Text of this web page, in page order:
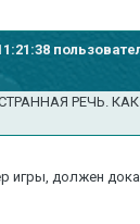
РЕЧЬ.
игры, должен